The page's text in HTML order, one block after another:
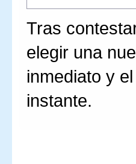
Tras
elegir una
inmediato y
instante.